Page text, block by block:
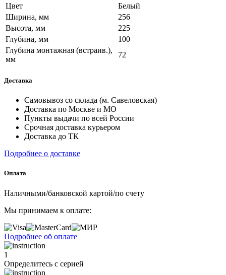
Цвет
Белый
Ширина, мм
256
Высота, мм
225
Глубина, мм
100
Глубина монтажная (встраив.),
мм
72
Доставка
Самовывоз со склада (м. Савеловская)
Доставка по Москве и МО
Пункты выдачи по всей России
Срочная доставка курьером
Доставка до ТК
Подробнее о доставке
Оплата
Наличными/банковской картой/по счету
Мы принимаем к оплате:
Подробнее об оплате
1
Определитесь с серией